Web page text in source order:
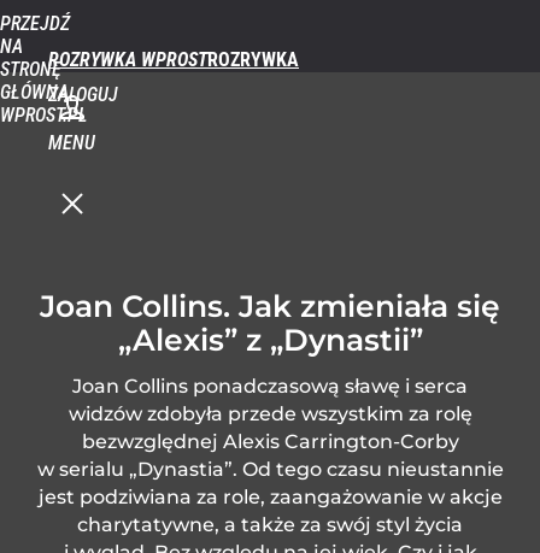
PRZEJDŹ
NA
STRONĘ
GŁÓWNĄ
WPROST.PL
ROZRYWKA WPROST
ZALOGUJ
MENU
Joan Collins. Jak zmieniała się
„Alexis” z „Dynastii”
Joan Collins ponadczasową sławę i serca
widzów zdobyła przede wszystkim za rolę
bezwzględnej Alexis Carrington-Corby
w serialu „Dynastia”. Od tego czasu nieustannie
jest podziwiana za role, zaangażowanie w akcje
charytatywne, a także za swój styl życia